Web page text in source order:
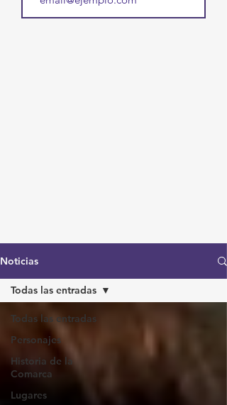
Noticias
Todas las entradas
Personajes
Historia de la
Comarca
Lugares
Todas las entradas